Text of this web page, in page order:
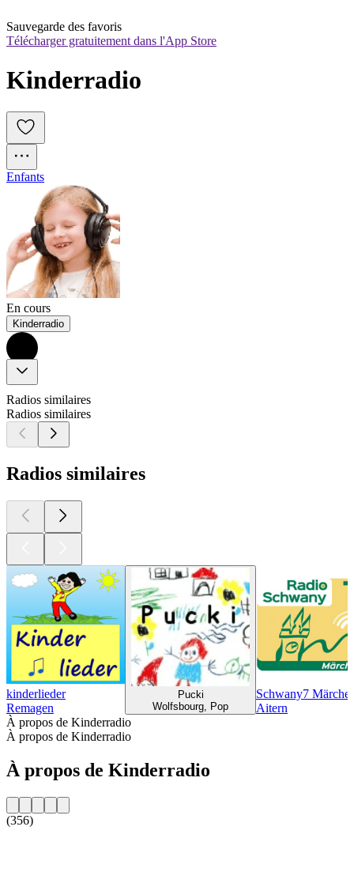
Sauvegarde des favoris
Télécharger gratuitement dans l'App Store
Kinderradio
Enfants
En cours
Kinderradio
Radios similaires
Radios similaires
Radios similaires
kinderlieder
Remagen
Pucki
Wolfsbourg, Pop
Schwany7
Aitern
À propos de Kinderradio
À propos de Kinderradio
À propos de Kinderradio
(356)